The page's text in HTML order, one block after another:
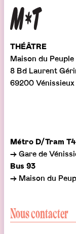
THÉÂTRE
Maison du Peuple
8 Bd Laurent
69200 Vénissieux
Métro D/Tram T4
→ Gare de
Bus 93
→ Maison du
Nous contacter